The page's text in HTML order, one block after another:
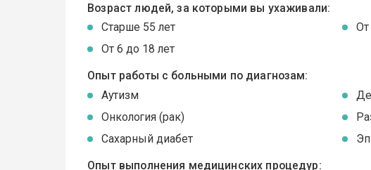
Возраст людей, за которыми вы ухаживали:
Cтарше 55 лет
От
От 6 до 18 лет
Опыт работы с больными по диагнозам:
Аутизм
Онкология (рак)
Сахарный диабет
Опыт выполнения медицинских процедур: